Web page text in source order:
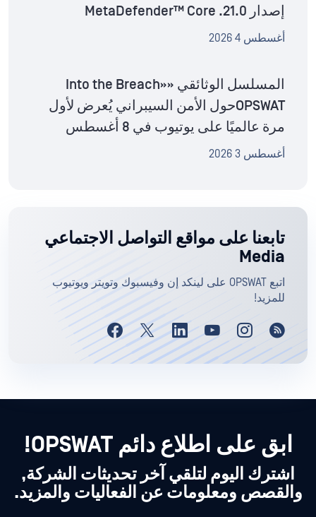
إصدار MetaDefender™ Core .21.0
أغسطس 4 2026
المسلسل الوثائقي «Into the Breach»
OPSWATحول الأمن السيبراني يُعرض لأول
مرة عالميًا على يوتيوب في 8 أغسطس
أغسطس 3 2026
تابعنا على مواقع التواصل الاجتماعي
Media
اتبع OPSWAT على لينكد إن وفيسبوك وتويتر ويوتيوب
للمزيد!
ابق على اطلاع دائم OPSWAT!
اشترك اليوم لتلقي آخر تحديثات الشركة,
والقصص ومعلومات عن الفعاليات والمزيد.